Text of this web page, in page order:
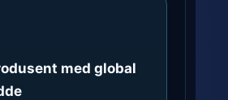
med global